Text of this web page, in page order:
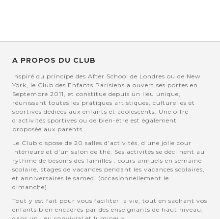
A PROPOS DU CLUB
Inspiré du principe des After School de Londres ou de New
York, le Club des Enfants Parisiens a ouvert ses portes en
Septembre 2011, et constitue depuis un lieu unique,
réunissant toutes les pratiques artistiques, culturelles et
sportives dédiées aux enfants et adolescents. Une offre
d'activités sportives ou de bien-être est également
proposée aux parents.
Le Club dispose de 20 salles d'activités, d'une jolie cour
intérieure et d'un salon de thé. Ses activités se déclinent au
rythme de besoins des familles : cours annuels en semaine
scolaire, stages de vacances pendant les vacances scolaires,
et anniversaires le samedi (occasionnellement le
dimanche).
Tout y est fait pour vous faciliter la vie, tout en sachant vos
enfants bien encadrés par des enseignants de haut niveau,